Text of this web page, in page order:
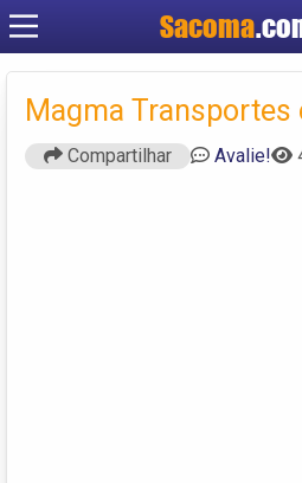
Sacoma
Criar
Magma Transportes
Compartilhar Avalie!